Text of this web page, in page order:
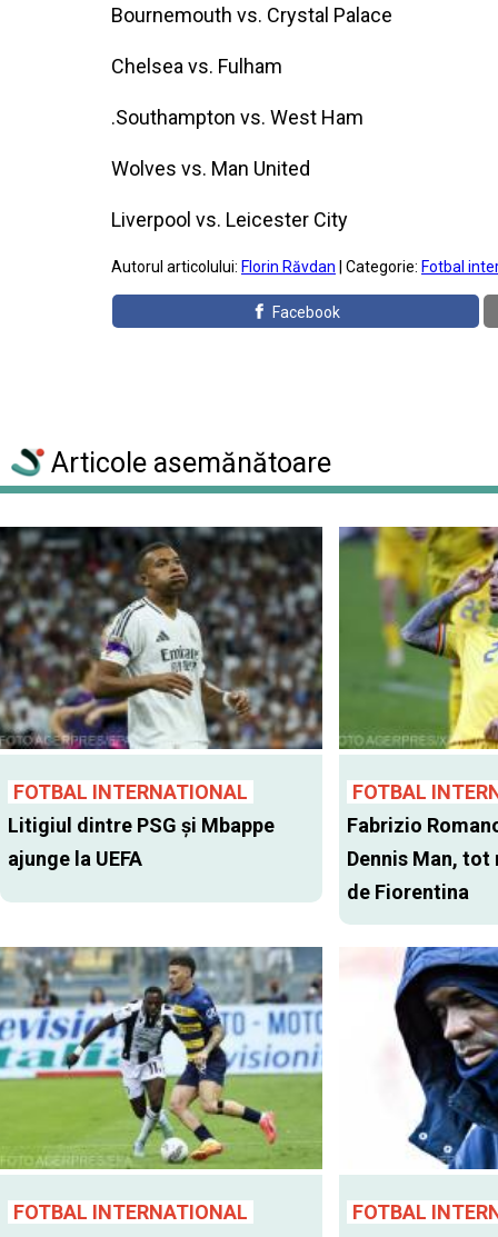
Bournemouth vs. Crystal Palace
Chelsea vs. Fulham
.Southampton vs. West Ham
Wolves vs. Man United
Liverpool vs. Leicester City
Autorul articolului: Florin Răvdan | Categorie: Fotbal
Facebook
Articole asemănătoare
FOTBAL INTERNATIONAL
Litigiul dintre PSG şi Mbappe
ajunge la UEFA
FOTBAL
Fabrizio
Dennis Man, tot
de Fiorentina
FOTBAL INTERNATIONAL
FOTBAL